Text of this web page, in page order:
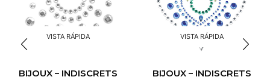
VISTA RÁPIDA
BIJOUX – INDISCRETS
VISTA RÁPIDA
BIJOUX – INDISCRETS